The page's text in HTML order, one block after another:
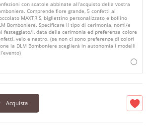
con scatole abbinate all’acquisto della vostra
Comprende fiore grande, 5 confetti al
MAXTRIS, bigliettino personalizzato e bollino
Bomboniere. Specificare il tipo di cerimonia, nomi/e
festeggiato/i, data della cerimonia ed preferenza colore
velo e nastro. (se non ci sono preferenze di colori
la DLM Bomboniere sceglierà in autonomia i modelli
Acquista